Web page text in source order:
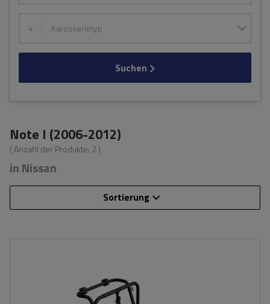
4 Karosserietyp
Suchen
Note I (2006-2012)
( Anzahl der Produkte: 2 )
in Nissan
Sortierung
universelles Montagesystem
kompatibel mit allen Karosseriearten